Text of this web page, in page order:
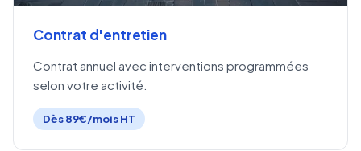
Contrat d'entretien
Contrat annuel avec interventions programmées
selon votre activité.
Dès 89€/mois HT